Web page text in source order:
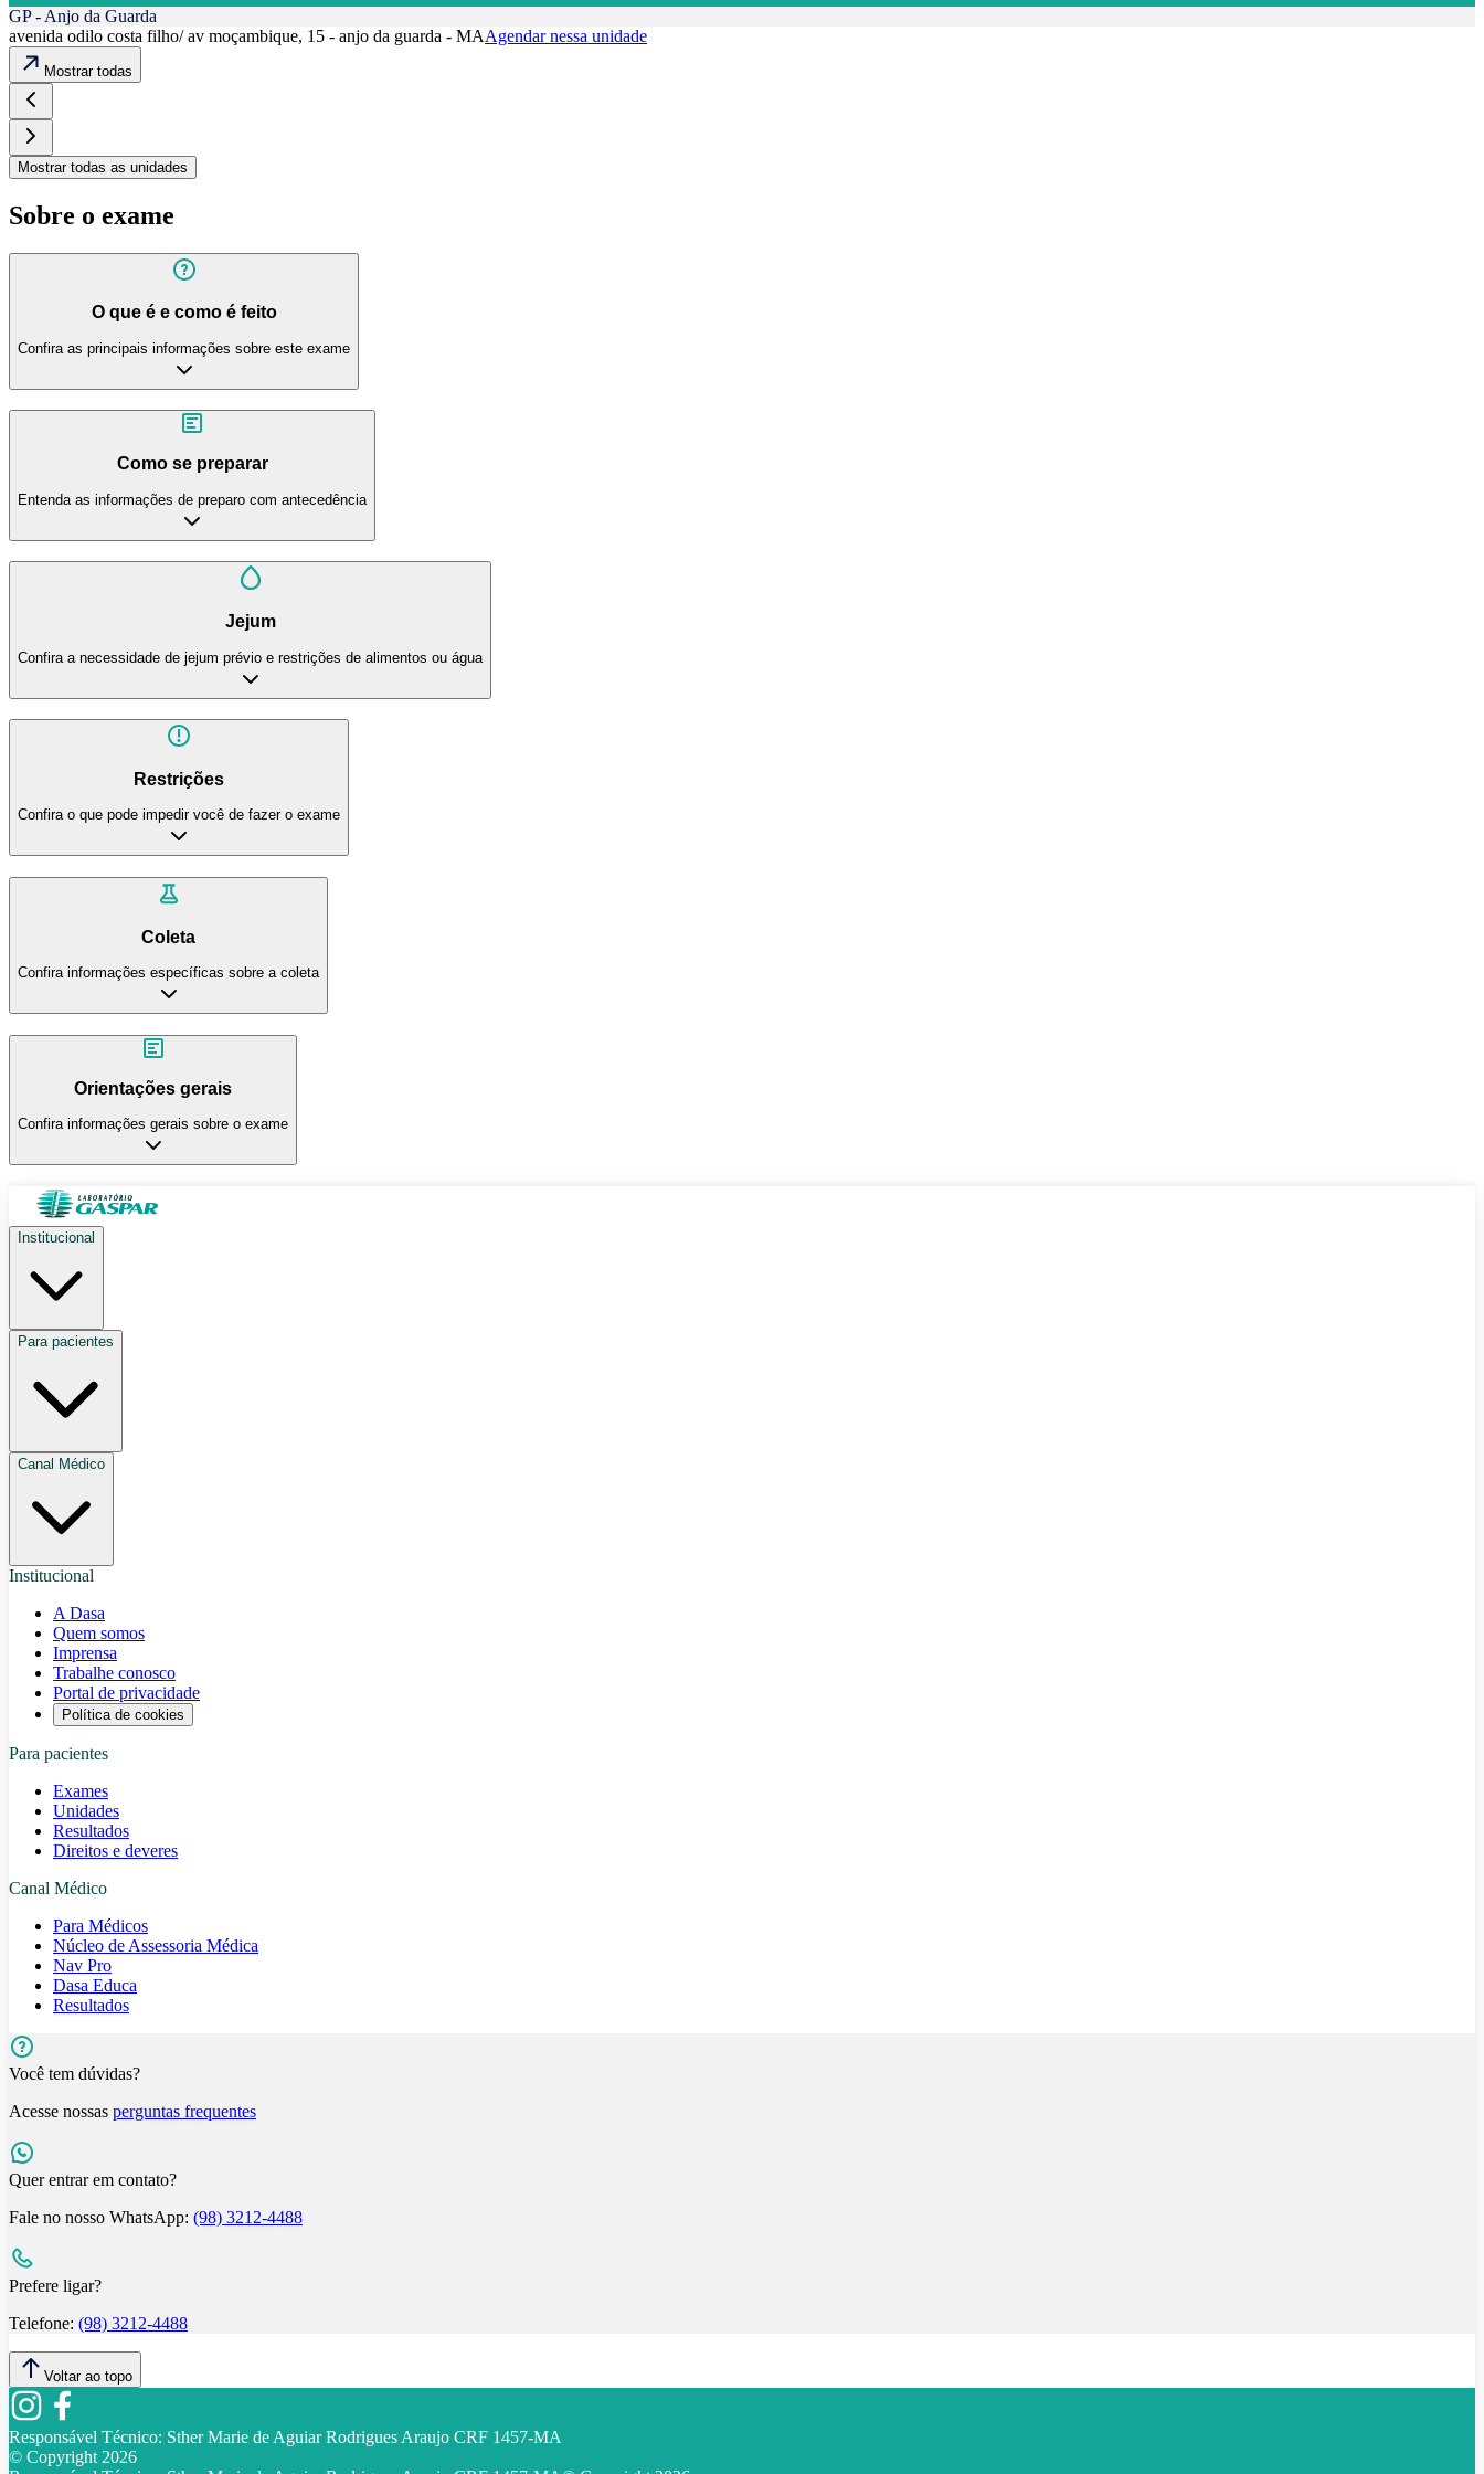
GP - Anjo da Guarda
avenida odilo costa filho/ av moçambique, 15 - anjo da guarda - MAAgendar nessa unidade
Mostrar todas
Mostrar todas as unidades
Sobre o exame
O que é e como é feito
Confira as principais informações sobre este exame
Como se preparar
Entenda as informações de preparo com antecedência
Jejum
Confira a necessidade de jejum prévio e restrições de alimentos ou água
Restrições
Confira o que pode impedir você de fazer o exame
Coleta
Confira informações específicas sobre a coleta
Orientações gerais
Confira informações gerais sobre o exame
Institucional
Para pacientes
Canal Médico
Institucional
A Dasa
Quem somos
Imprensa
Trabalhe conosco
Portal de privacidade
Política de cookies
Para pacientes
Exames
Unidades
Resultados
Direitos e deveres
Canal Médico
Para Médicos
Núcleo de Assessoria Médica
Nav Pro
Dasa Educa
Resultados
Você tem dúvidas?
Acesse nossas perguntas frequentes
Quer entrar em contato?
Fale no nosso WhatsApp: (98) 3212-4488
Prefere ligar?
Telefone: (98) 3212-4488
Voltar ao topo
Responsável Técnico: Sther Marie de Aguiar Rodrigues Araujo CRF 1457-MA
© Copyright 2026